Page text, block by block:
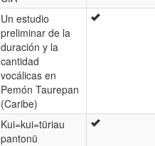
Un estudio
preliminar de la
duración y la
cantidad
vocálicas en
Pemón Taurepan
(Caribe)
Kui=kui=türiau
pantonü